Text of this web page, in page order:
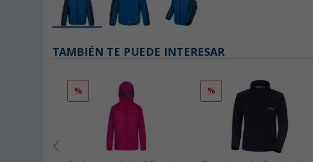
TAMBIÉN TE PUEDE INTERESAR
% %